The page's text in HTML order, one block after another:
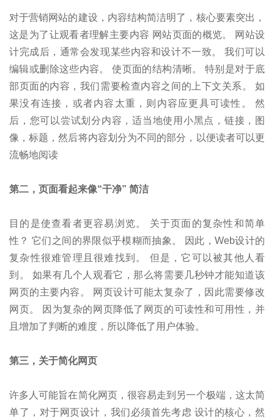
对于营销网站的建设，内容结构简洁明了，核心要素突出，
这是为了让观看者理解主要内容 网站页面的概览。 网站设
计完成后，通常会发现某些内容和设计不一致。 我们可以
编辑或删除这些内容。 使页面的结构清晰。 特别是对于底
部页面的内容，我们需要检查内容之间的上下文关系。 如
果没有连接，或者内容太重，则内容应更具可读性。 然
后，您可以尝试划分内容，适当地使用小黑点，链接，图
像，标题，然后将内容划分为不同的部分，以便读者可以更
流畅地阅读
第二，页面看起来像“干净” 简洁
目的是使查看者更容易浏览。 关于页面的复杂性和简单
性？ 它们之间的界限似乎模糊而抽象。 因此，Web设计的
复杂性很难管理且很难找到。 但是，它可以被其他人看
到。 如果有几个人观看它，那么将需要几秒钟才能知道该
网页的主要内容。 网页设计可能太复杂了，因此需要修改
网页。 因为复杂的网页降低了网页的可读性和可用性，并
且增加了判断的难度，所以降低了用户体验。
第三，关于简化网页
许多人可能旨在简化网页，很容易走到另一个极端，这太简
单了，对于网页设计，我们必须首先考虑 设计的核心，然